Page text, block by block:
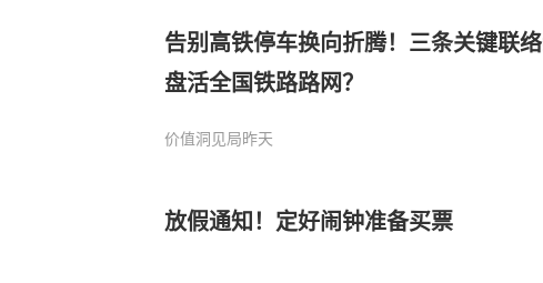
告别高铁停车换向折腾！三条关键联
盘活全国铁路路网？
价值洞见局昨天
放假通知！定好闹钟准备买票